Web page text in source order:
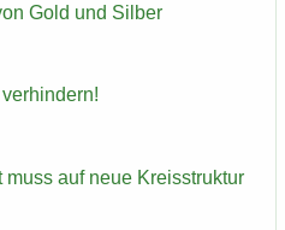
Gold und Sil­ber
auf neue Kreis­struk­tur